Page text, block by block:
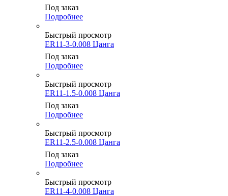
Под заказ
Подробнее
Быстрый просмотр
ER11-3-0.008 Цанга
Под заказ
Подробнее
Быстрый просмотр
ER11-1.5-0.008 Цанга
Под заказ
Подробнее
Быстрый просмотр
ER11-2.5-0.008 Цанга
Под заказ
Подробнее
Быстрый просмотр
ER11-4-0.008 Цанга